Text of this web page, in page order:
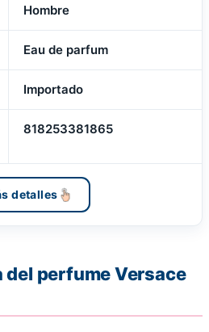
Hombre
Eau de parfum
Importado
818253381865
detalles
del perfume Versace